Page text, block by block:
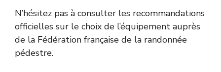
N’hésitez pas à consulter les recommandations
officielles sur le choix de l’équipement auprès
de la Fédération française de la randonnée
pédestre.